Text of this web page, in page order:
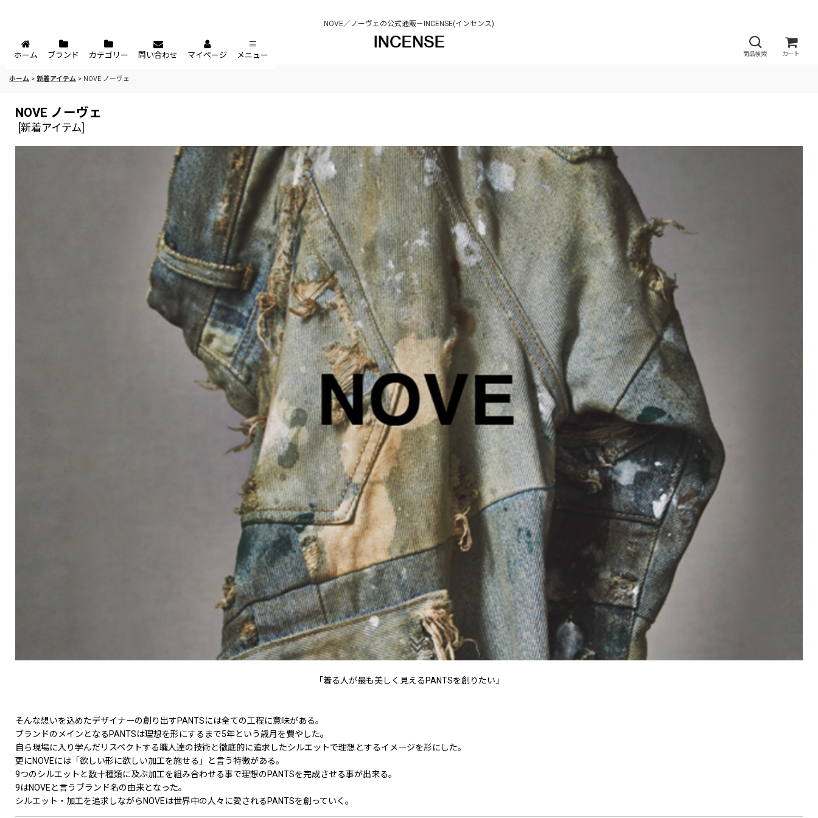
NOVE／ノーヴェの公式通販－INCENSE(インセンス)
商品検索 カート
ホーム ブランド カテゴリー 問い合わせ マイページ メニュー
ホーム > 新着アイテム > NOVE ノーヴェ
NOVE ノーヴェ
新着アイテム
「着る人が最も美しく見えるPANTSを創りたい」
そんな想いを込めたデザイナーの創り出すPANTSには全ての工程に意味がある。
ブランドのメインとなるPANTSは理想を形にするまで5年という歳月を費やした。
自ら現場に入り学んだリスペクトする職人達の技術と徹底的に追求したシルエットで理想とするイメージを形にした。
更にNOVEには「欲しい形に欲しい加工を施せる」と言う特徴がある。
9つのシルエットと数十種類に及ぶ加工を組み合わせる事で理想のPANTSを完成させる事が出来る。
9はNOVEと言うブランド名の由来となった。
シルエット・加工を追求しながらNOVEは世界中の人々に愛されるPANTSを創っていく。